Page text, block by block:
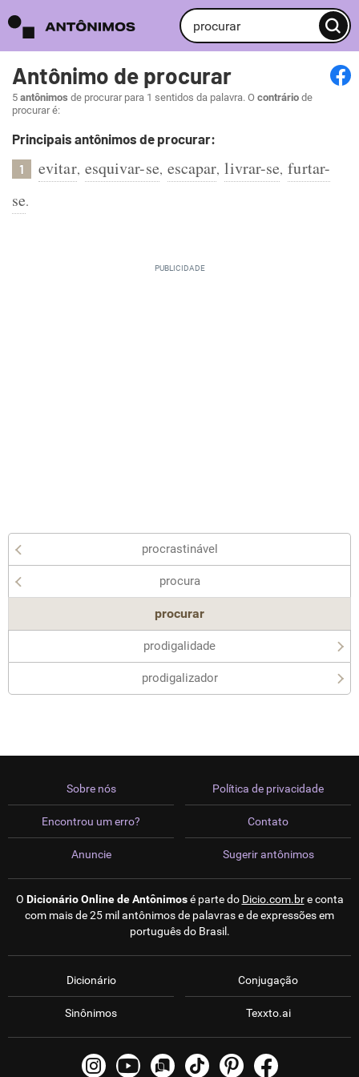
Antônimo de procurar
5 antônimos de procurar para 1 sentidos da palavra. O contrário de
procurar é:
Principais antônimos de procurar:
1 evitar, esquivar-se, escapar, livrar-se, furtar-
se.
procrastinável
procura
procurar
prodigalidade
prodigalizador
Sobre nós
Encontrou um erro?
Anuncie
Política de privacidade
Contato
Sugerir antônimos
O Dicionário Online de Antônimosé parte do Dicio.com.bre conta
com mais de 25 mil antônimos de palavras e de expressões em
português do Brasil.
Dicionário
Sinônimos
Conjugação
Texxto.ai